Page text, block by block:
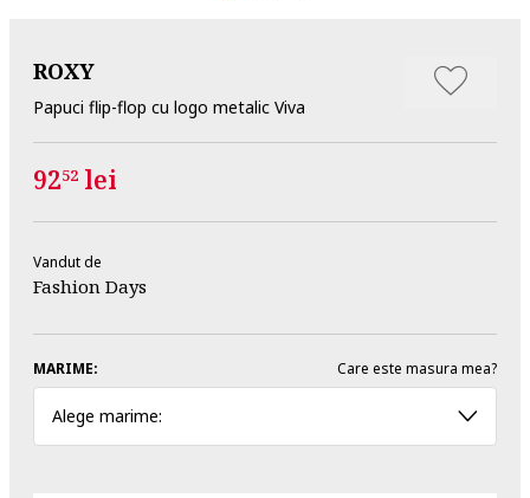
ROXY
Papuci flip-flop cu logo metalic Viva
9252 lei
Vandut de
Fashion Days
MARIME: Care este masura mea?
Alege marime: